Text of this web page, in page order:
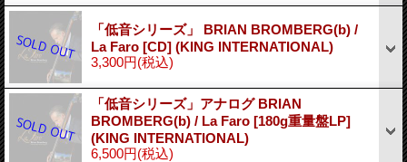
「低音シリーズ」 BRIAN BROMBERG(b) /
La Faro [CD] (KING INTERNATIONAL)
3,300円(税込)
「低音シリーズ」アナログ BRIAN
BROMBERG(b) / La Faro [180g重量盤LP]
(KING INTERNATIONAL)
6,500円(税込)